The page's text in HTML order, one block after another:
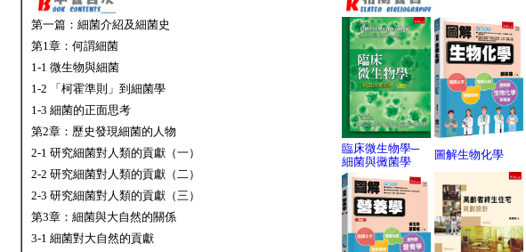
第一篇：細菌介紹及細菌史
第1章：何謂細菌
1-1 微生物與細菌
1-2 「柯霍準則」到細菌學
1-3 細菌的正面思考
第2章：歷史發現細菌的人物
2-1 研究細菌對人類的貢獻（一）
2-2 研究細菌對人類的貢獻（二）
2-3 研究細菌對人類的貢獻（三）
第3章：細菌與大自然的關係
3-1 細菌對大自然的貢獻
臨床微生物學─
細菌與黴菌學
圖解生物化學